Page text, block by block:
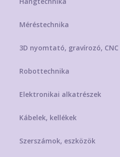
Méréstechnika
3D nyomtató, gravírozó, CNC
Robottechnika
Elektronikai alkatrészek
Kábelek, kellékek
Szerszámok, eszközök